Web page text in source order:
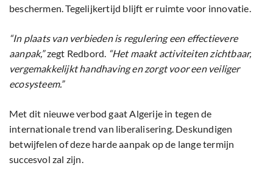
beschermen. Tegelijkertijd blijft er ruimte voor innovatie.
“In plaats van verbieden is regulering een effectievere
aanpak,”zegt Redbord. “Het maakt activiteiten zichtbaar,
vergemakkelijkt handhaving en zorgt voor een veiliger
ecosysteem.”
Met dit nieuwe verbod gaat Algerije in tegen de
internationale trend van liberalisering. Deskundigen
betwijfelen of deze harde aanpak op de lange termijn
succesvol zal zijn.